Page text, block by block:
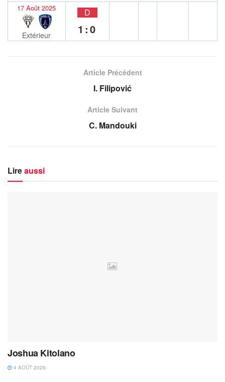
17 Août 2025
Extérieur
D
1:0
Article Précédent
I. Filipović
Article Suivant
C. Mandouki
Lireaussi
Joshua Kitolano
4 AOÛT 2026